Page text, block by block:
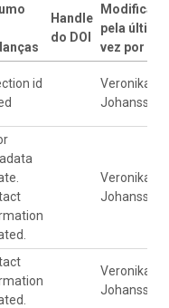
Handle
do DOI
Modificado
pela última
vez por
id
Veronika
Johansson
Veronika
Johansson
Veronika
Johansson